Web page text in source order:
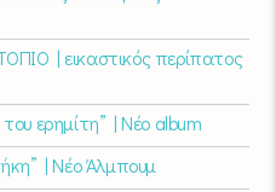
| εικαστικός περίπατος
ερημίτη” | Νέο album
| Νέο Άλμπουμ